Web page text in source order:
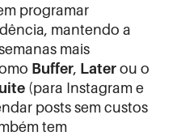
programar
mantendo a
mais
Buffer, Later ou o
(para Instagram e
posts sem custos
tem